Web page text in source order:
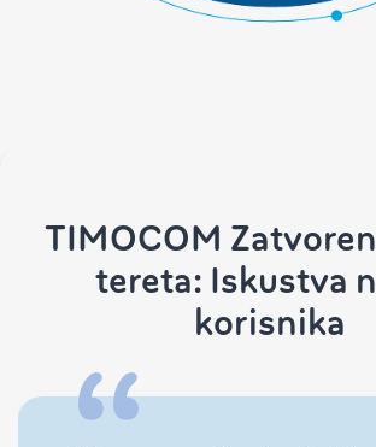
TIMOCOM
tereta: Iskustva
korisnika